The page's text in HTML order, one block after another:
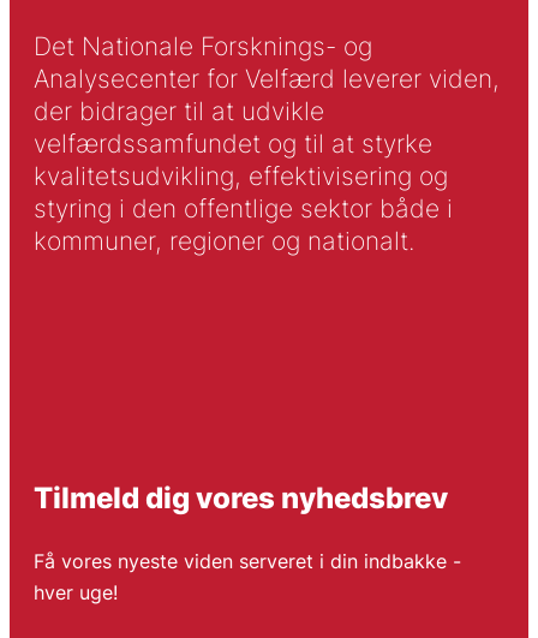
Det Nationale Forsknings- og
Analysecenter for Velfærd leverer viden,
der bidrager til at udvikle
velfærdssamfundet og til at styrke
kvalitetsudvikling, effektivisering og
styring i den offentlige sektor både i
kommuner, regioner og nationalt.
Tilmeld dig vores nyhedsbrev
Få vores nyeste viden serveret i din indbakke -
hver uge!